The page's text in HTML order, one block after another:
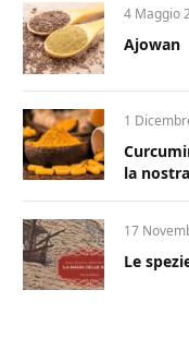
4 Maggio
Ajowan
1
la
17
Le